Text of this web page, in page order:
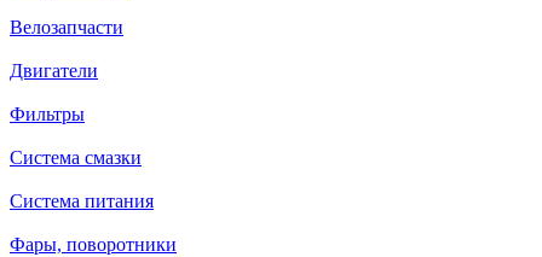
Велозапчасти
Двигатели
Фильтры
Система смазки
Система питания
Фары, поворотники